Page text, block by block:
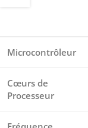
Microcontrôleur
Cœurs de
Processeur